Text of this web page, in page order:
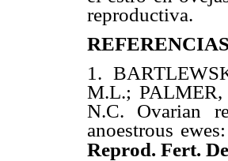
reproductiva.
REFERENCIAS
1.
M.L.;
N.C. Ovarian
anoestrous
Reprod. Fert.